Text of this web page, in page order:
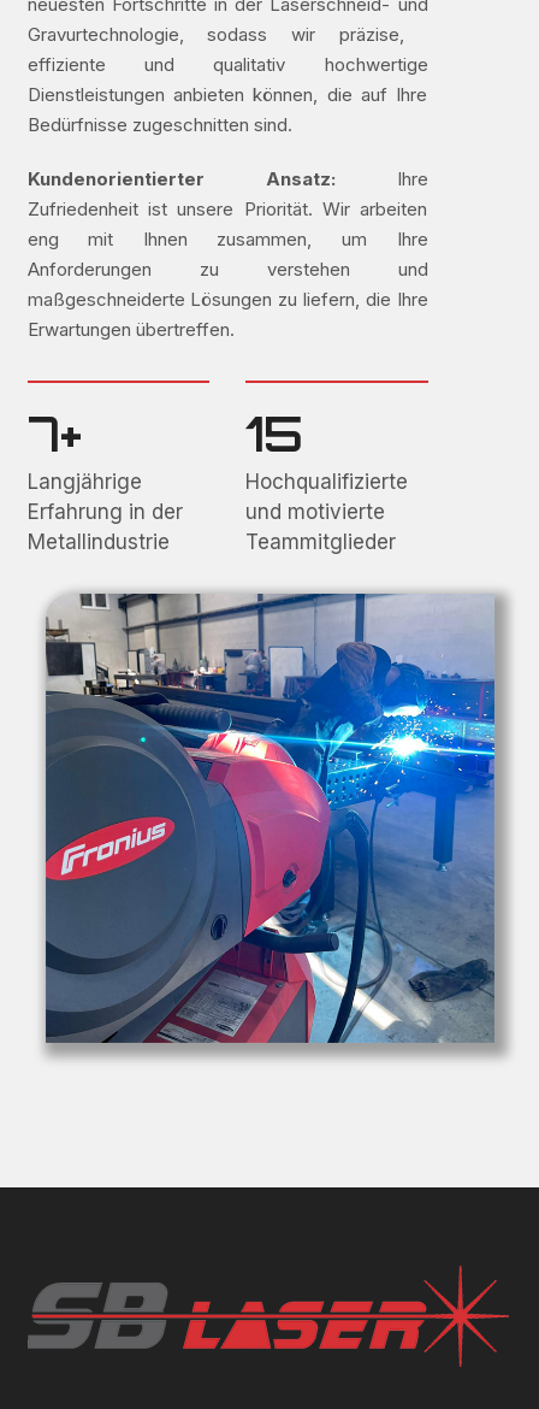
Gravurtechnologie, sodass wir präzise, ​​
effiziente und qualitativ hochwertige
Dienstleistungen anbieten können, die auf Ihre
Bedürfnisse zugeschnitten sind.
Kundenorientierter Ansatz: Ihre
Zufriedenheit ist unsere Priorität. Wir arbeiten
eng mit Ihnen zusammen, um Ihre
Anforderungen zu verstehen und
maßgeschneiderte Lösungen zu liefern, die Ihre
Erwartungen übertreffen.
7+
Langjährige
Erfahrung in der
Metallindustrie
15
Hochqualifizierte
und motivierte
Teammitglieder